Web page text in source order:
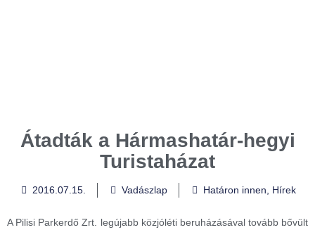
Átadták a Hármashatár-hegyi
Turistaházat
2016.07.15. Vadászlap Határon innen Hírek
A Pilisi Parkerdő Zrt. legújabb közjóléti beruházásával tovább bővült